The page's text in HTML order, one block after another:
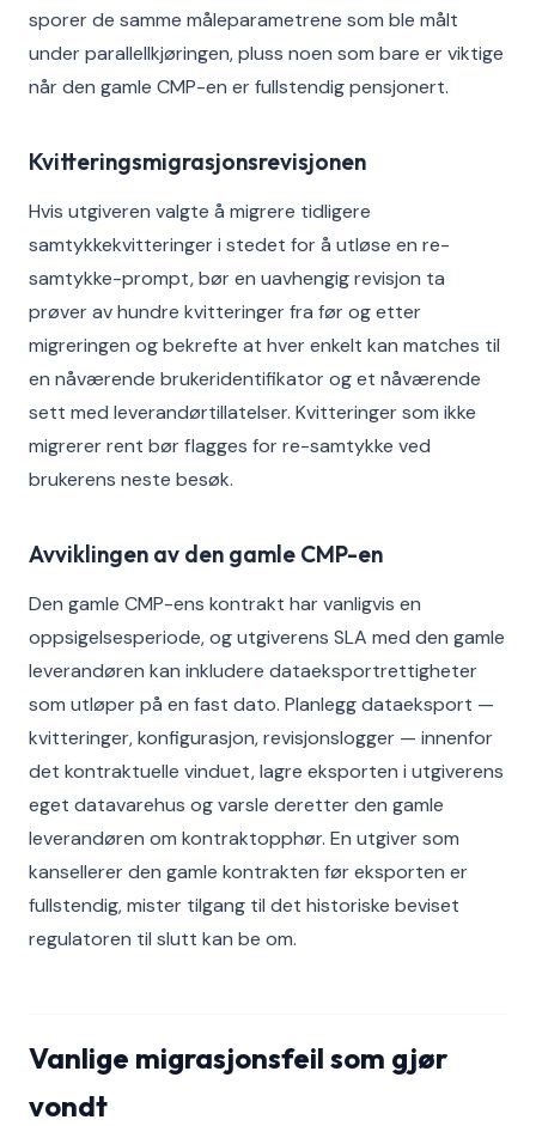
sporer de samme måleparametrene som ble målt
under parallellkjøringen, pluss noen som bare er viktige
når den gamle CMP-en er fullstendig pensjonert.
Kvitteringsmigrasjonsrevisjonen
Hvis utgiveren valgte å migrere tidligere
samtykkekvitteringer i stedet for å utløse en re-
samtykke-prompt, bør en uavhengig revisjon ta
prøver av hundre kvitteringer fra før og etter
migreringen og bekrefte at hver enkelt kan matches til
en nåværende brukeridentifikator og et nåværende
sett med leverandørtillatelser. Kvitteringer som ikke
migrerer rent bør flagges for re-samtykke ved
brukerens neste besøk.
Avviklingen av den gamle CMP-en
Den gamle CMP-ens kontrakt har vanligvis en
oppsigelsesperiode, og utgiverens SLA med den gamle
leverandøren kan inkludere dataeksportrettigheter
som utløper på en fast dato. Planlegg dataeksport —
kvitteringer, konfigurasjon, revisjonslogger — innenfor
det kontraktuelle vinduet, lagre eksporten i utgiverens
eget datavarehus og varsle deretter den gamle
leverandøren om kontraktopphør. En utgiver som
kansellerer den gamle kontrakten før eksporten er
fullstendig, mister tilgang til det historiske beviset
regulatoren til slutt kan be om.
Vanlige migrasjonsfeil som gjør
vondt